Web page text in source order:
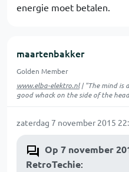
energie moet betalen.
maartenbakker
Golden Member
www.elba-elektro.nl| "The mind is
good whack on the side of the
zaterdag 7 november 2015
Op 7 november
RetroTechie: